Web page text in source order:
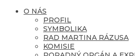
O NÁS
PROFIL
SYMBOLIKA
RAD MARTINA RÁZUSA
KOMISIE